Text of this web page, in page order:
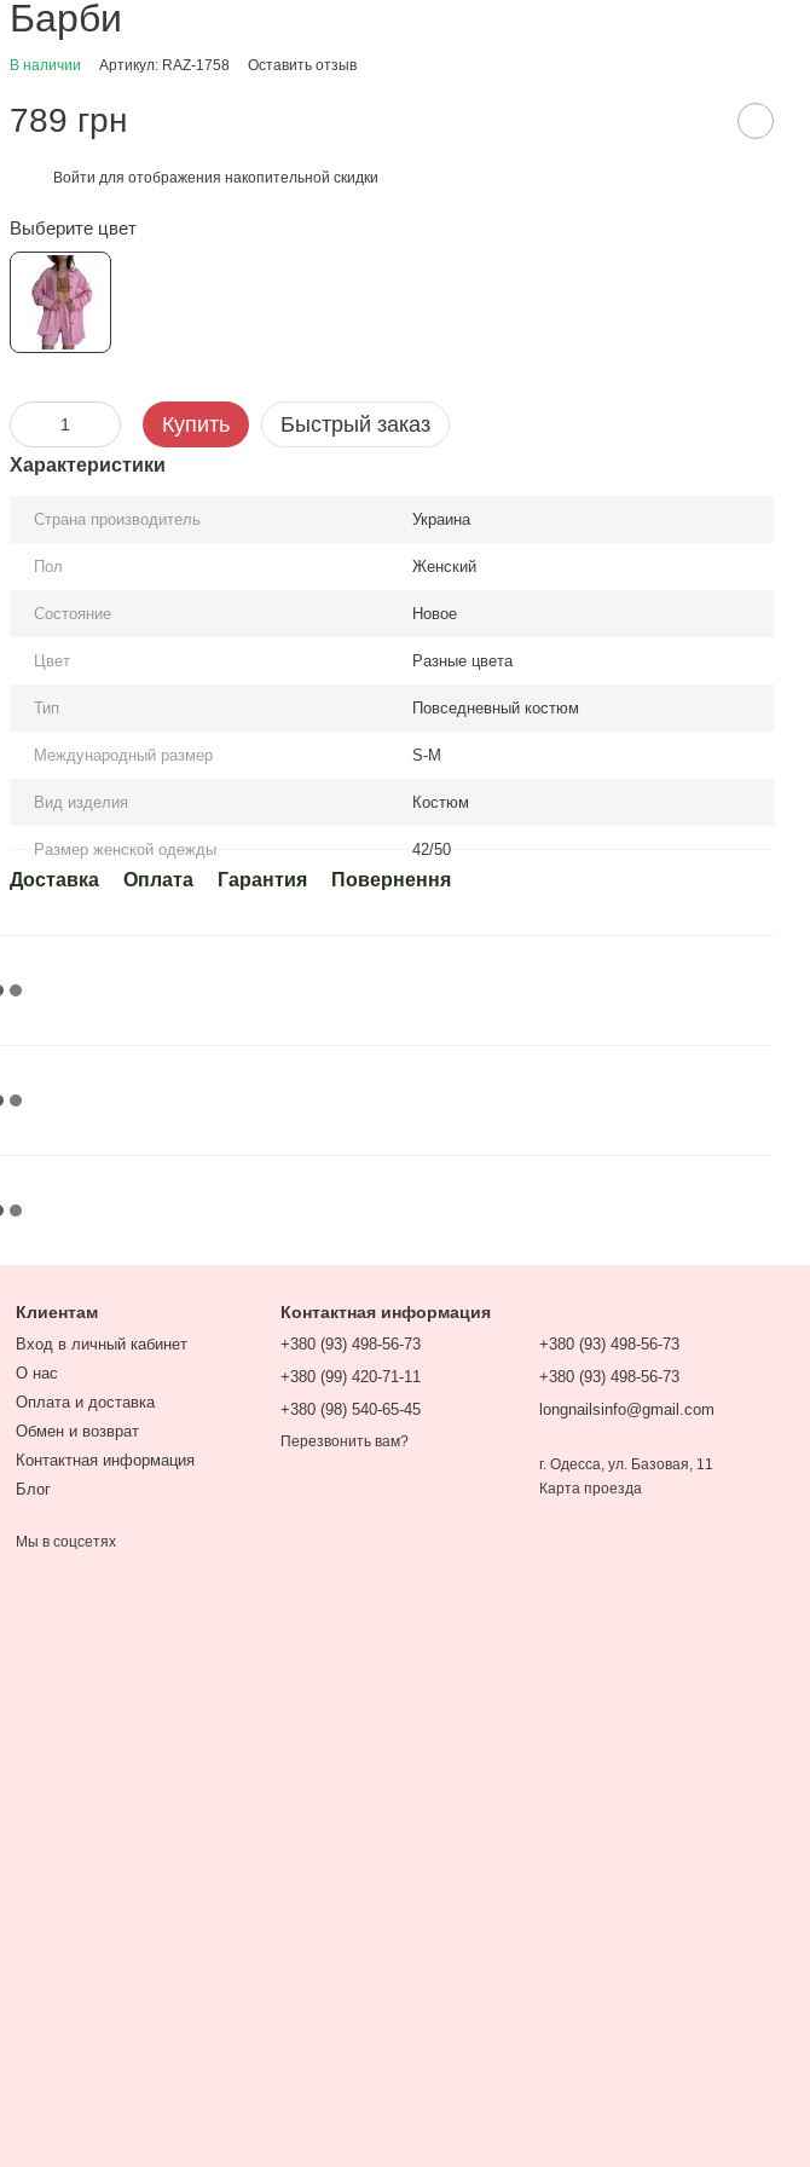
Барби
В наличии Артикул: RAZ-1758 Оставить отзыв
789 грн
Войти для отображения накопительной скидки
Выберите цвет
Купить Быстрый заказ
Характеристики
Страна производитель Украина
Пол Женский
Состояние Новое
Цвет Разные цвета
Тип Повседневный костюм
Международный размер S-M
Вид изделия Костюм
Размер женской одежды 42/50
Доставка Оплата Гарантия Повернення
Клиентам
Вход в личный кабинет
О нас
Оплата и доставка
Обмен и возврат
Контактная информация
Блог
Мы в соцсетях
Контактная информация
+380 (93) 498-56-73
+380 (99) 420-71-11
+380 (98) 540-65-45
Перезвонить вам?
+380 (93) 498-56-73
+380 (93) 498-56-73
longnailsinfo@gmail.com
г. Одесса, ул. Базовая, 11
Карта проезда